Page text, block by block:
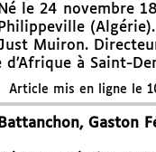
Né le 24 novembre
Philippeville
Muiron.
d’Afrique à Saint-
Article mis en ligne le
Battanchon, Gaston